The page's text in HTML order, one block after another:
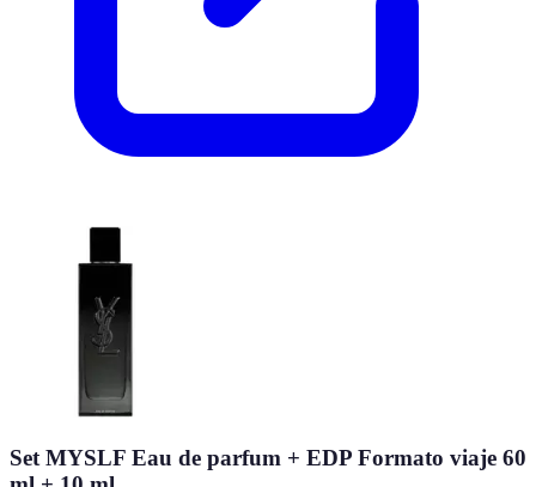
Set MYSLF Eau de parfum + EDP Formato viaje 60